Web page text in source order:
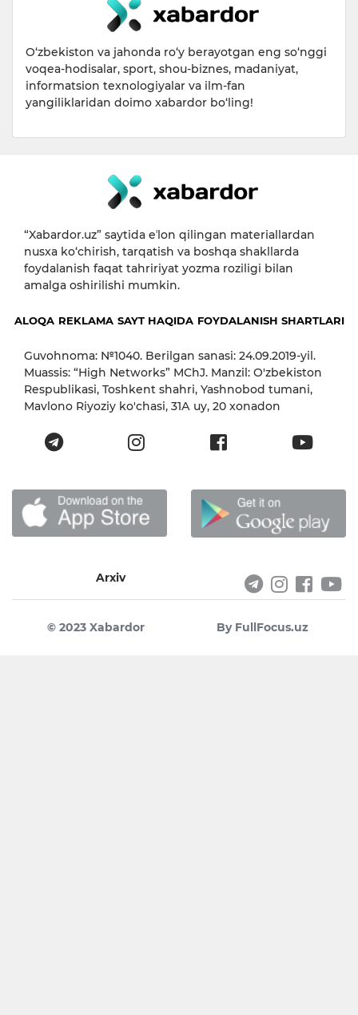
O‘zbekiston va jahonda ro‘y berayotgan eng so‘nggi
voqea-hodisalar, sport, shou-biznes, madaniyat,
informatsion texnologiyalar va ilm-fan
yangiliklaridan doimo xabardor bo‘ling!
“Xabardor.uz” saytida eʼlon qilingan materiallardan
nusxa ko‘chirish, tarqatish va boshqa shakllarda
foydalanish faqat tahririyat yozma roziligi bilan
amalga oshirilishi mumkin.
ALOQA REKLAMA SAYT HAQIDA FOYDALANISH SHARTLARI
Guvohnoma: №1040. Berilgan sanasi: 24.09.2019-yil.
Muassis: “High Networks” MChJ. Manzil: O'zbekiston
Respublikasi, Toshkent shahri, Yashnobod tumani,
Mavlono Riyoziy ko'chasi, 31А uy, 20 xonadon
Arxiv
© 2023 Xabardor By FullFocus.uz